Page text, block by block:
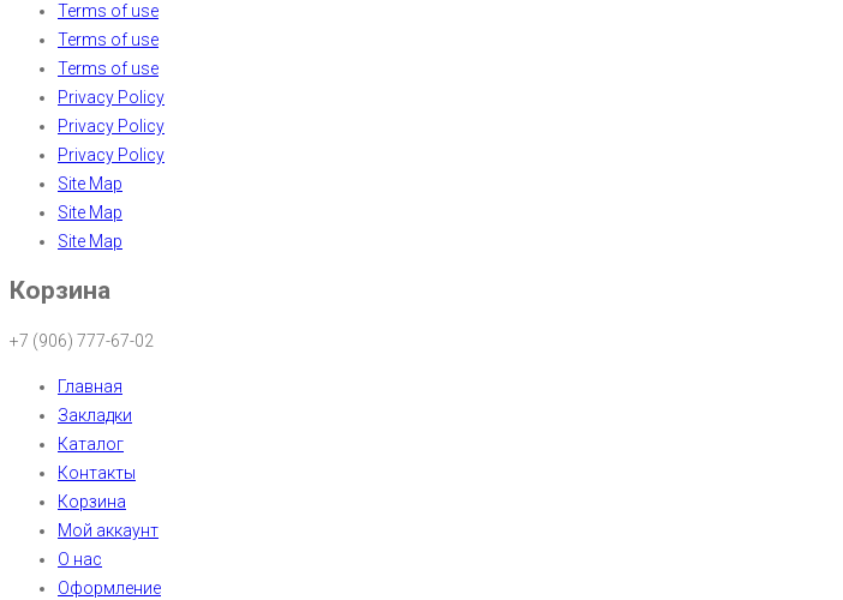
Terms of use
Terms of use
Terms of use
Privacy Policy
Privacy Policy
Privacy Policy
Site Map
Site Map
Site Map
Корзина
+7 (906) 777-67-02
Главная
Закладки
Каталог
Контакты
Корзина
Мой аккаунт
О нас
Оформление